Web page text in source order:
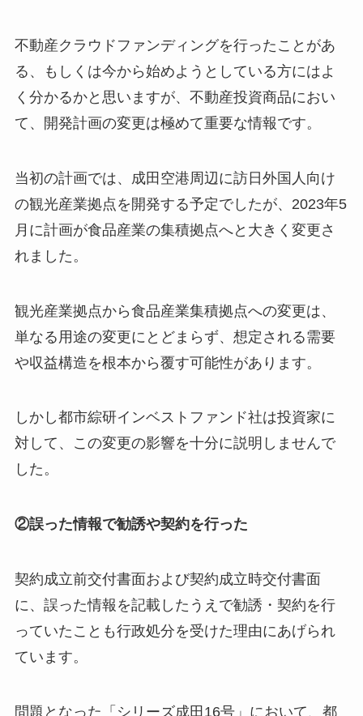
不動産クラウドファンディングを行ったことがあ
る、もしくは今から始めようとしている方にはよ
く分かるかと思いますが、不動産投資商品におい
て、開発計画の変更は極めて重要な情報です。
当初の計画では、成田空港周辺に訪日外国人向け
の観光産業拠点を開発する予定でしたが、2023年5
月に計画が食品産業の集積拠点へと大きく変更さ
れました。
観光産業拠点から食品産業集積拠点への変更は、
単なる用途の変更にとどまらず、想定される需要
や収益構造を根本から覆す可能性があります。
しかし都市綜研インベストファンド社は投資家に
対して、この変更の影響を十分に説明しませんで
した。
②誤った情報で勧誘や契約を行った
契約成立前交付書面および契約成立時交付書面
に、誤った情報を記載したうえで勧誘・契約を行
っていたことも行政処分を受けた理由にあげられ
ています。
問題となった「シリーズ成田16号」において、都